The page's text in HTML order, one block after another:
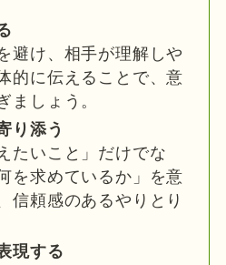
避け、相手が理解しや
的に伝えることで、意
ましょう。
り添う
たいこと」だけでな
を求めているか」を意
信頼感のあるやりとり
現する